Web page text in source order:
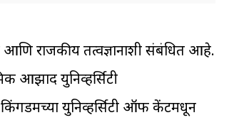
आणि राजकीय तत्वज्ञानाशी संबंधित आहे.
आझाद युनिव्हर्सिटी
युनिव्हर्सिटी ऑफ केंटमधून